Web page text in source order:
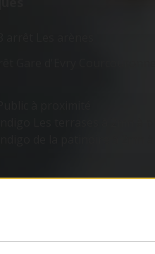
arrêt Les arènes
Gare d'Evry Courcouronnes